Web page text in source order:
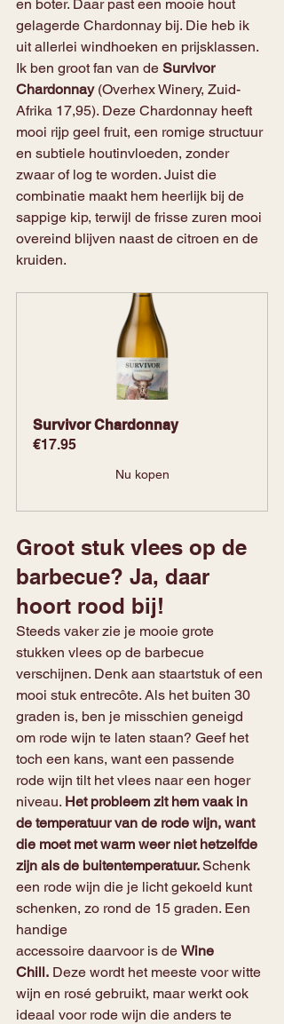
en boter. Daar past een mooie hout
gelagerde Chardonnay bij. Die heb ik
uit allerlei windhoeken en prijsklassen.
Ik ben groot fan van de Survivor
Chardonnay (Overhex Winery, Zuid-
Afrika 17,95). Deze Chardonnay heeft
mooi rijp geel fruit, een romige structuur
en subtiele houtinvloeden, zonder
zwaar of log te worden. Juist die
combinatie maakt hem heerlijk bij de
sappige kip, terwijl de frisse zuren mooi
overeind blijven naast de citroen en de
kruiden.
Survivor Chardonnay
€17.95
Nu kopen
Groot stuk vlees op de
barbecue? Ja, daar
hoort rood bij!
Steeds vaker zie je mooie grote
stukken vlees op de barbecue
verschijnen. Denk aan staartstuk of een
mooi stuk entrecôte. Als het buiten 30
graden is, ben je misschien geneigd
om rode wijn te laten staan? Geef het
toch een kans, want een passende
rode wijn tilt het vlees naar een hoger
niveau. Het probleem zit hem vaak in
de temperatuur van de rode wijn, want
die moet met warm weer niet hetzelfde
zijn als de buitentemperatuur. Schenk
een rode wijn die je licht gekoeld kunt
schenken, zo rond de 15 graden. Een
handige
accessoire daarvoor is de Wine
Chill. Deze wordt het meeste voor witte
wijn en rosé gebruikt, maar werkt ook
ideaal voor rode wijn die anders te